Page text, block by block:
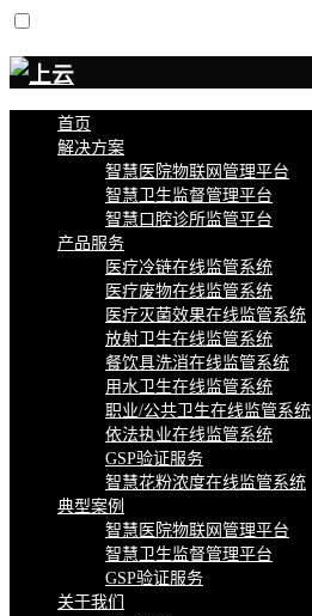
首页
解决方案
智慧医院物联网管理平台
智慧卫生监督管理平台
智慧口腔诊所监管平台
产品服务
医疗冷链在线监管系统
医疗废物在线监管系统
医疗灭菌效果在线监管系统
放射卫生在线监管系统
餐饮具洗消在线监管系统
用水卫生在线监管系统
职业/公共卫生在线监管系统
依法执业在线监管系统
GSP验证服务
智慧花粉浓度在线监管系统
典型案例
智慧医院物联网管理平台
智慧卫生监督管理平台
GSP验证服务
关于我们